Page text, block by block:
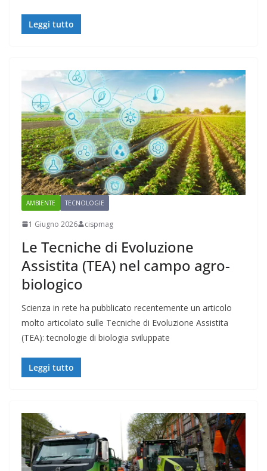
Leggi tutto
AMBIENTE TECNOLOGIE
1 Giugno 2026 cispmag
Le Tecniche di Evoluzione
Assistita (TEA) nel campo agro-
biologico
Scienza in rete ha pubblicato recentemente un articolo
molto articolato sulle Tecniche di Evoluzione Assistita
(TEA): tecnologie di biologia sviluppate
Leggi tutto